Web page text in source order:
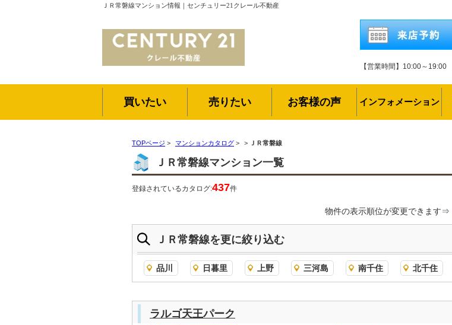
ＪＲ常磐線マンション情報｜センチュリー21クレール不動産
【営業時間】10:00～19:00
買いたい 売りたい お客様の声 インフォメーション
TOPページ > マンションカタログ > > ＪＲ常磐線
ＪＲ常磐線マンション一覧
登録されているカタログ:437件
物件の表示順位が変更できます⇒
ＪＲ常磐線を更に絞り込む
品川 日暮里 上野 三河島 南千住 北千住
ラルゴ天王パーク